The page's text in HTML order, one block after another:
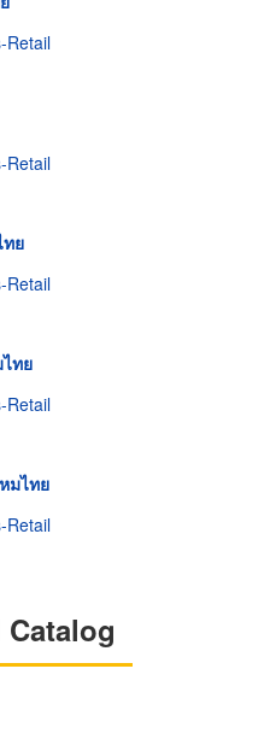
Retail
Retail
ย
Retail
ทย
Retail
มไทย
Retail
Catalog